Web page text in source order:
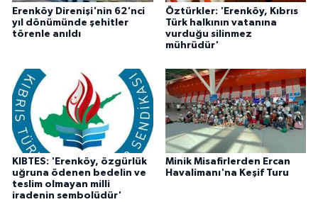
Erenköy Direnişi'nin 62'nci
yıl dönümünde şehitler
törenle anıldı
Öztürkler: 'Erenköy, Kıbrıs
Türk halkının vatanına
vurduğu silinmez
mührüdür'
KIBTES: 'Erenköy, özgürlük
uğruna ödenen bedelin ve
teslim olmayan milli
iradenin sembolüdür'
Minik Misafirlerden Ercan
Havalimanı'na Keşif Turu